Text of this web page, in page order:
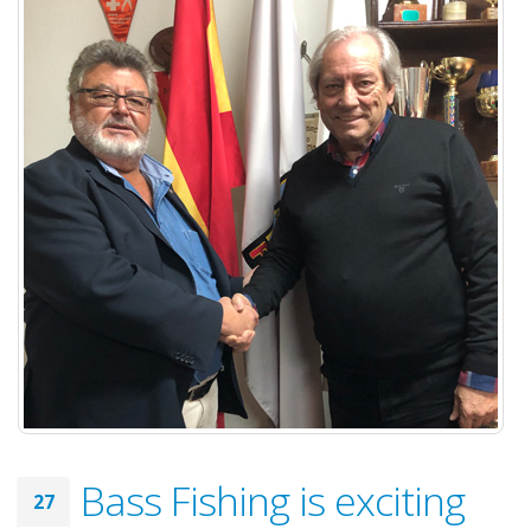
27 Bass Fishing is exciting